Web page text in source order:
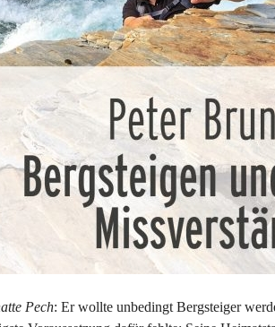
Pech: Er wollte unbedingt Bergsteiger